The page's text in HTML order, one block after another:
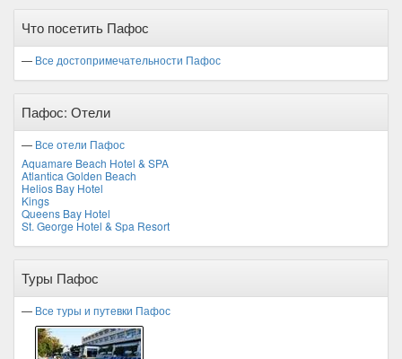
Ноябрь
Что посетить Пафос
— Все достопримечательности Пафос
Пафос: Отели
— Все отели Пафос
Aquamare Beach Hotel & SPA
Atlantica Golden Beach
Helios Bay Hotel
Kings
Queens Bay Hotel
St. George Hotel & Spa Resort
Туры Пафос
— Все туры и путевки Пафос